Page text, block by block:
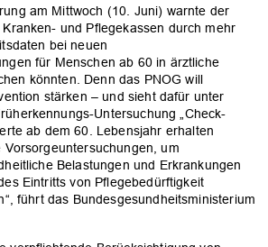
am Mittwoch (10. Juni) warnte der
und Pflegekassen durch mehr
bei neuen
für Menschen ab 60 in ärztliche
könnten. Denn das PNOG will
stärken – und sieht dafür unter
Untersuchung „Check-
ab dem 60. Lebensjahr erhalten
um
Belastungen und Erkrankungen
Eintritts von Pflegebedürftigkeit
führt das Bundesgesundheitsministerium